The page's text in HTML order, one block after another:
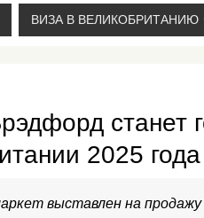
М. КУРСКАЯ,
ВИЗА В ВЕЛИКОБРИТАНИЮ
станет
2025 года
выставлен на